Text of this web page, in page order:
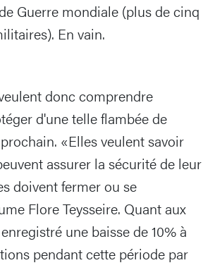
Guerre mondiale (plus de cinq
En vain.
donc comprendre
d'une telle flambée de
«Elles veulent savoir
assurer la sécurité de leur
doivent fermer ou se
Flore Teysseire. Quant aux
une baisse de 10% à
pendant cette période par